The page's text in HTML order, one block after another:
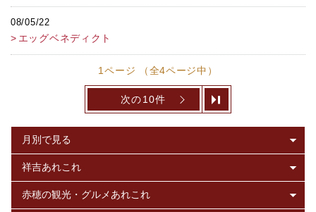
08/05/22
エッグベネディクト
1ページ （全4ページ中）
次の10件